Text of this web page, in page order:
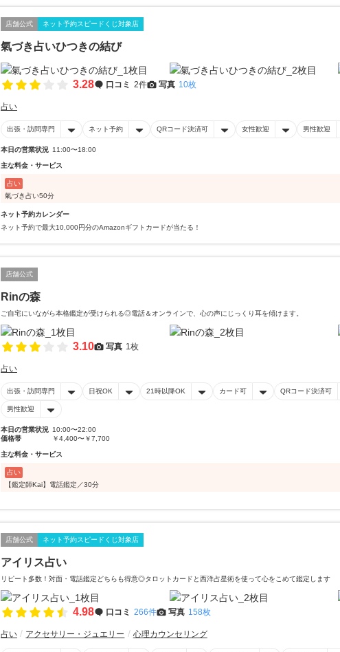
店舗公式 ネット予約スピードくじ対象店
氣づき占いひつきの結び
3.28 口コミ 2件 写真 10枚
占い
出張・訪問専門 ネット予約 QRコード決済可 女性歓迎 男性歓迎
本日の営業状況 11:00〜18:00
主な料金・サービス
占い
氣づき占い50分
ネット予約カレンダー
ネット予約で最大10,000円分のAmazonギフトカードが当たる！
店舗公式
Rinの森
ご自宅にいながら本格鑑定が受けられる◎電話＆オンラインで、心の声にじっくり耳を傾けます。
3.10 写真 1枚
占い
出張・訪問専門 日祝OK 21時以降OK カード可 QRコード決済可
男性歓迎
本日の営業状況 10:00〜22:00
価格帯
￥4,400〜￥7,700
主な料金・サービス
占い
【鑑定師Kai】電話鑑定／30分
店舗公式 ネット予約スピードくじ対象店
アイリス占い
リピート多数！対面・電話鑑定どちらも得意◎タロットカードと西洋占星術を使って心をこめて鑑定します
4.98 口コミ 266件 写真 158枚
占い アクセサリー・ジュエリー 心理カウンセリング